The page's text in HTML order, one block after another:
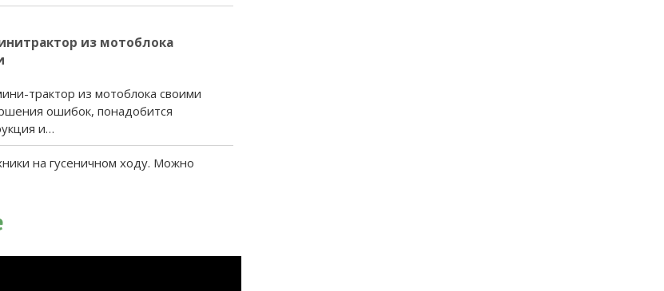
из мотоблока
трактор из мотоблока своими
ошибок, понадобится
и…
на гусеничном ходу. Можно